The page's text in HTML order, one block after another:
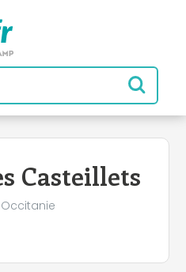
Casteillets